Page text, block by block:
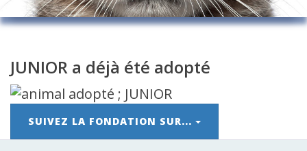
JUNIOR a déjà été adopté
SUIVEZ LA FONDATION SUR...